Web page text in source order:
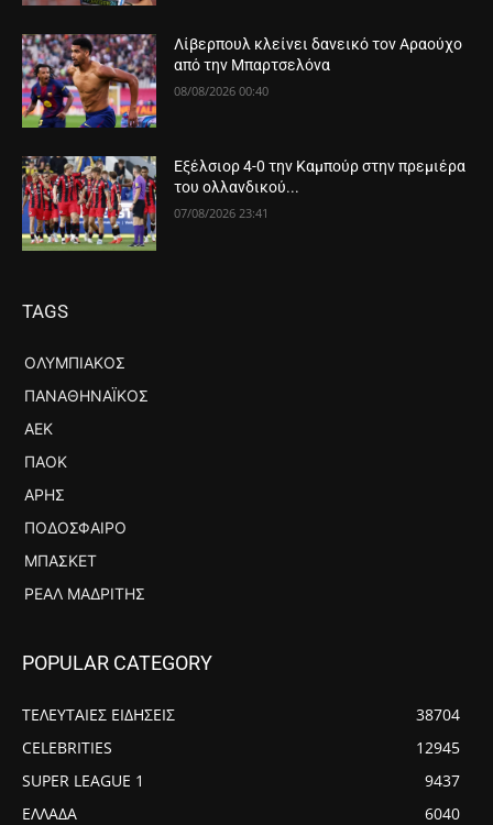
Λίβερπουλ κλείνει δανεικό τον Αραούχο
από την Μπαρτσελόνα
08/08/2026 00:40
Εξέλσιορ 4-0 την Καμπούρ στην πρεμιέρα
του ολλανδικού...
07/08/2026 23:41
TAGS
ΟΛΥΜΠΙΑΚΌΣ
ΠΑΝΑΘΗΝΑΪΚΌΣ
ΑΕΚ
ΠΑΟΚ
ΆΡΗΣ
ΠΟΔΌΣΦΑΙΡΟ
ΜΠΆΣΚΕΤ
ΡΕΆΛ ΜΑΔΡΊΤΗΣ
POPULAR CATEGORY
ΤΕΛΕΥΤΑΙΕΣ ΕΙΔΗΣΕΙΣ
38704
CELEBRITIES
12945
SUPER LEAGUE 1
9437
ΕΛΛΑΔΑ
6040